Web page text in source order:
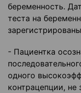
беременность.
теста на
- Пациентка
одного
контрацепции, не